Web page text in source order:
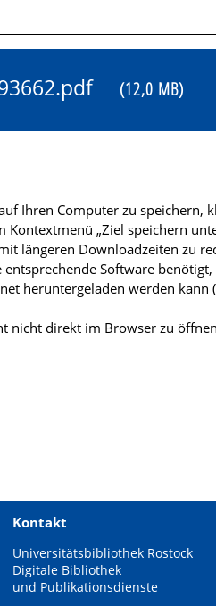
(12,0 MB)
Ihren Computer zu speichern,
„Ziel speichern
längeren Downloadzeiten zu
Software
heruntergeladen werden kann
nicht direkt im Browser zu
Kontakt
Universitätsbibliothek Rostock
Digitale Bibliothek
und Publikationsdienste